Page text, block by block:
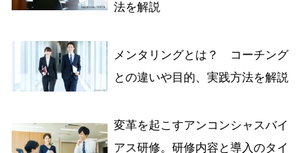
法を解説
メンタリングとは？ コーチング
との違いや目的、実践方法を解説
変革を起こすアンコンシャスバイ
アス研修。研修内容と導入のタイ